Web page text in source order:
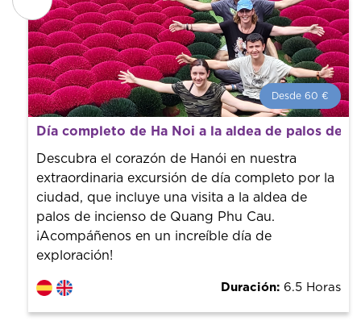
Desde 60 €
Desde 60 € por persona.
¡Reserva con nosotros! Colaboramos con los mejores
guías de la ciudad para tener el mejor precio y servicio.
Día completo de Ha Noi a la aldea de palos de
Descubra el corazón de Hanói en nuestra
extraordinaria excursión de día completo por la
ciudad, que incluye una visita a la aldea de
palos de incienso de Quang Phu Cau.
¡Acompáñenos en un increíble día de
exploración!
Duración: 6.5 Horas